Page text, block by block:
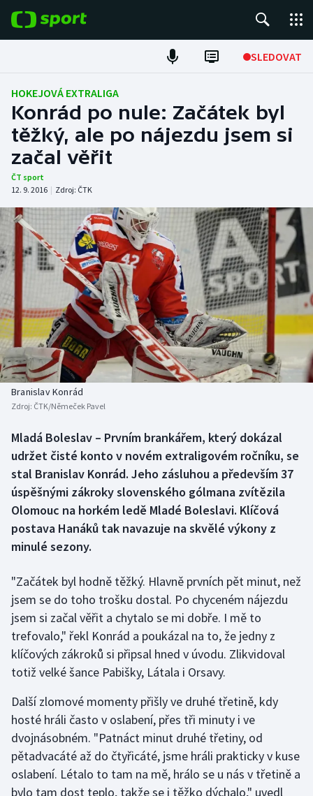
SLEDOVAT
Fotbal
Hokej
Tenis
Atletika
Cyklistika
DALŠÍ SPORTY
Americký fotbal
Baseball a softbal
Basketbal
Biatlon
Box
Curling
Dostihy
Golf
Gymnastika
Jezdectví
Judo
Krasobruslení
NEPŘEHLÉDNĚTE
Soutěže
Historické návraty
Aplikace ČT sport
HOKEJOVÁ EXTRALIGA
Konrád po nule: Začátek byl
těžký, ale po nájezdu jsem si
začal věřit
ČT sport
12. 9. 2016 | Zdroj: ČTK
Branislav Konrád
Zdroj: ČTK/Němeček Pavel
Mladá Boleslav – Prvním brankářem, který dokázal
udržet čisté konto v novém extraligovém ročníku, se
stal Branislav Konrád. Jeho zásluhou a především 37
úspěšnými zákroky slovenského gólmana zvítězila
Olomouc na horkém ledě Mladé Boleslavi. Klíčová
postava Hanáků tak navazuje na skvělé výkony z
minulé sezony.
"Začátek byl hodně těžký. Hlavně prvních pět minut, než
jsem se do toho trošku dostal. Po chyceném nájezdu
jsem si začal věřit a chytalo se mi dobře. I mě to
trefovalo," řekl Konrád a poukázal na to, že jedny z
klíčových zákroků si připsal hned v úvodu. Zlikvidoval
totiž velké šance Pabišky, Látala i Orsavy.
Další zlomové momenty přišly ve druhé třetině, kdy
hosté hráli často v oslabení, přes tři minuty i ve
dvojnásobném. "Patnáct minut druhé třetiny, od
pětadvacáté až do čtyřicáté, jsme hráli prakticky v kuse
oslabení. Létalo to tam na mě, hrálo se u nás v třetině a
bylo tam dost teplo, takže se i těžko dýchalo," uvedl